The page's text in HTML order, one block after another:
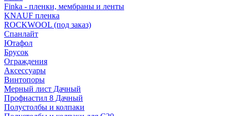
Finka - пленки, мембраны и ленты
KNAUF пленка
ROCKWOOL (под заказ)
Спанлайт
Ютафол
Брусок
Ограждения
Аксессуары
Винтопоры
Мерный лист Дачный
Профнастил 8 Дачный
Полустолбы и колпаки